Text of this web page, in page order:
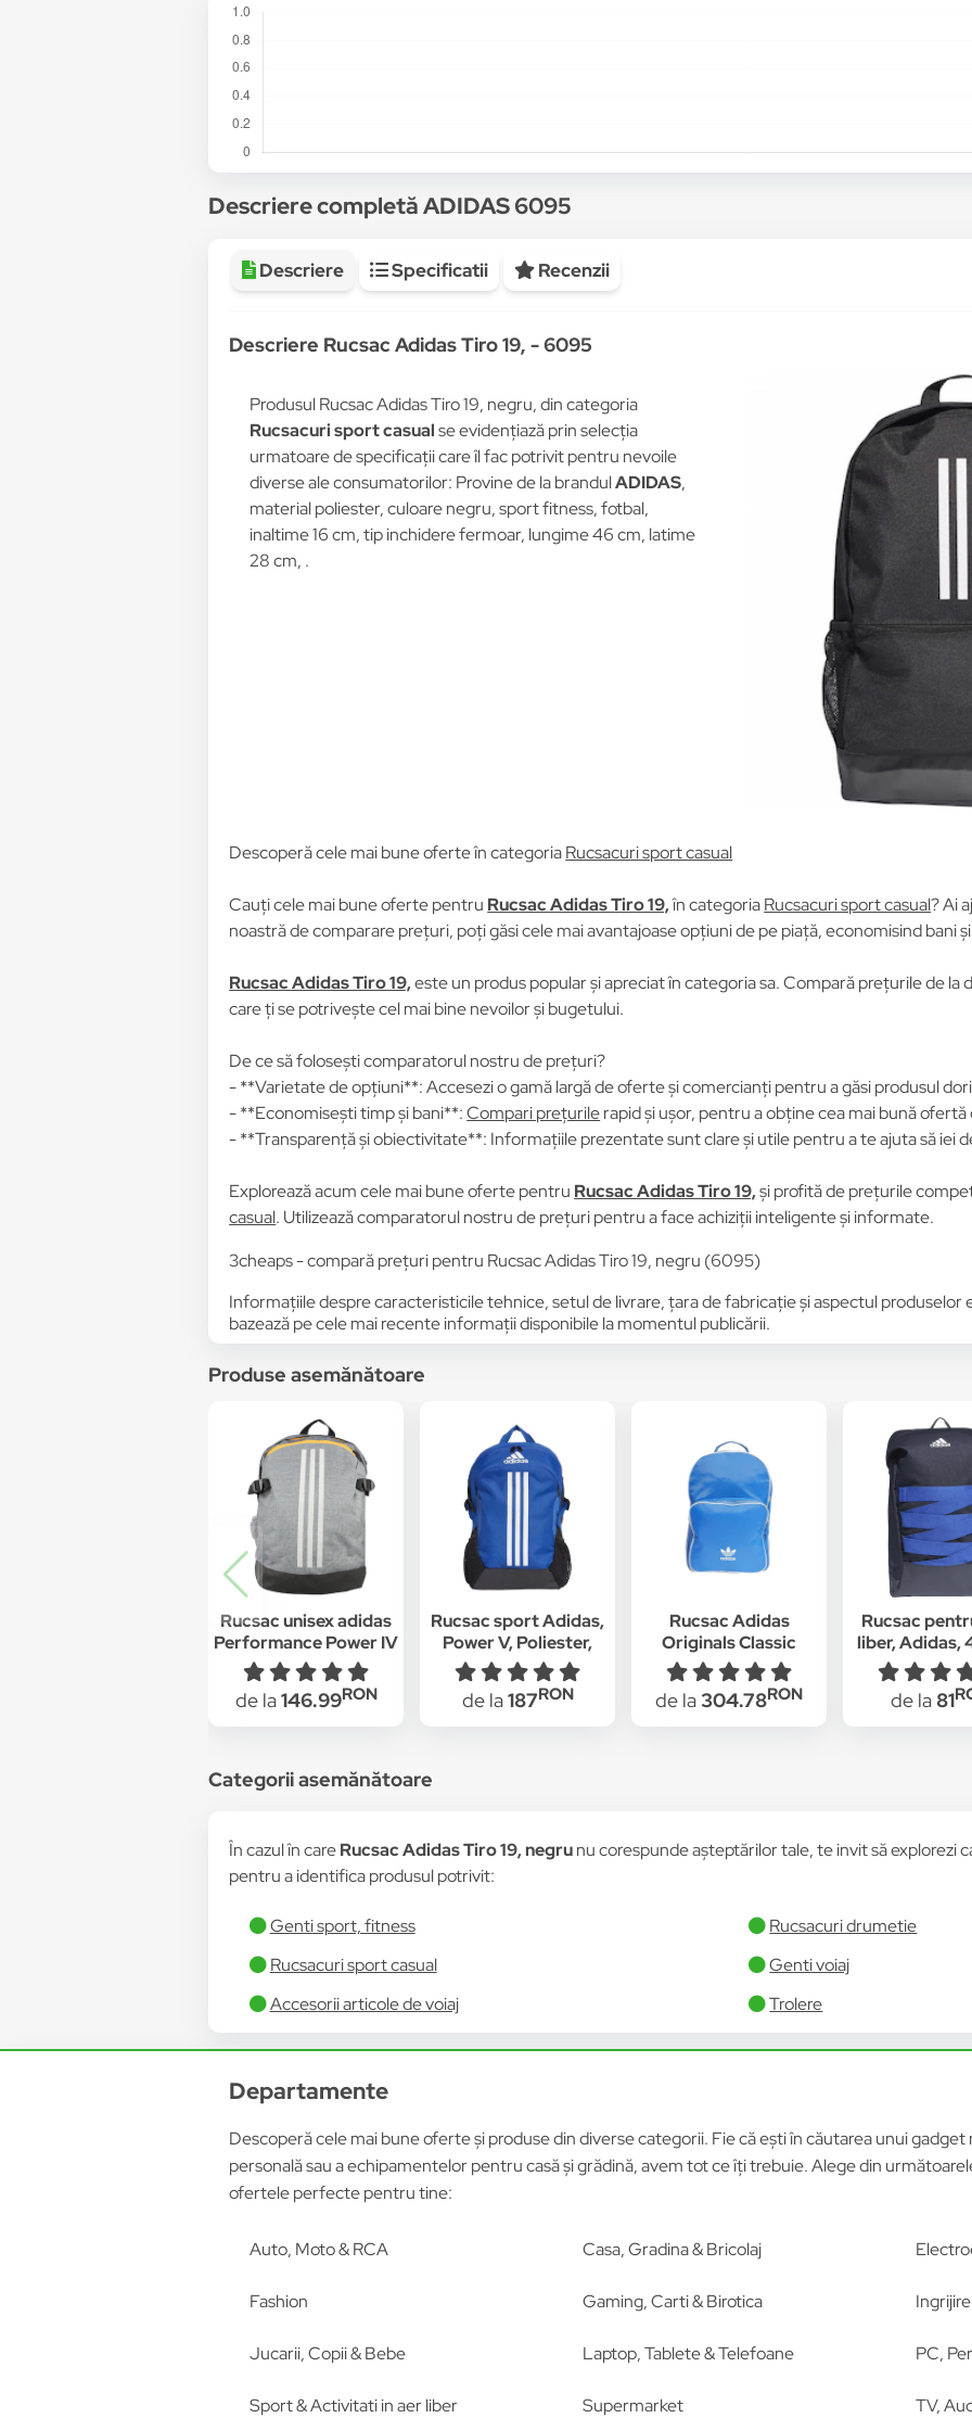
Descriere completă ADIDAS 6095
Descriere Specificatii Recenzii
Descriere Rucsac Adidas Tiro 19, - 6095
Produsul Rucsac Adidas Tiro 19, negru, din categoria
Rucsacuri sport casualse evidențiază prin selecția
urmatoare de specificații care îl fac potrivit pentru nevoile
diverse ale consumatorilor: Provine de la brandulADIDAS,
material poliester, culoare negru, sport fitness, fotbal,
inaltime 16 cm, tip inchidere fermoar, lungime 46 cm, latime
28 cm, .
Descoperă cele mai bune oferte în categoriaRucsacuri sport casual
Cauți cele mai bune oferte pentru Rucsac Adidas Tiro 19,în categoriaRucsacuri sport casual? Ai
noastră de comparare prețuri, poți găsi cele mai avantajoase opțiuni de pe piață, economisind bani
Rucsac Adidas Tiro 19,este un produs popular și apreciat în categoria sa. Compară prețurile de
care ți se potrivește cel mai bine nevoilor și bugetului.
De ce să folosești comparatorul nostru de prețuri?
- **Varietate de opțiuni**: Accesezi o gamă largă de oferte și comercianți pentru a găsi produsul
- **Economisești timp și bani**:Compari prețurilerapid și ușor, pentru a obține cea mai bună ofertă
- **Transparență și obiectivitate**: Informațiile prezentate sunt clare și utile pentru a te ajuta să iei
Explorează acum cele mai bune oferte pentru Rucsac Adidas Tiro 19,și profită de prețurile
casual. Utilizează comparatorul nostru de prețuri pentru a face achiziții inteligente și informate.
3cheaps - compară prețuri pentru Rucsac Adidas Tiro 19, negru (6095)
Informațiile despre caracteristicile tehnice, setul de livrare, țara de fabricație și aspectul
bazează pe cele mai recente informații disponibile la momentul publicării.
Produse asemănătoare
Rucsac unisex adidas
Performance Power IV
MF1 BR9092, Gri
de la146.99RON
Rucsac sport Adidas,
Power V, Poliester,
25.75 l, Multicolor
de la187RON
Rucsac Adidas
Originals Classic
CW0628, 25l, Albastru
de la304.78RON
Rucsac
liber, Adidas,
ID BP,
de la 81
Categorii asemănătoare
În cazul în careRucsac Adidas Tiro 19, negrunu corespunde așteptărilor tale, te invit să explorezi
pentru a identifica produsul potrivit:
Genti sport, fitness
Rucsacuri drumetie
Rucsacuri sport casual
Genti voiaj
Accesorii articole de voiaj
Trolere
Departamente
Descoperă cele mai bune oferte și produse din diverse categorii. Fie că ești în căutarea unui gadget
personală sau a echipamentelor pentru casă și grădină, avem tot ce îți trebuie. Alege din
ofertele perfecte pentru tine:
Auto, Moto & RCA Casa, Gradina & Bricolaj
Fashion Gaming, Carti & Birotica
Jucarii, Copii & Bebe Laptop, Tablete & Telefoane PC,
Sport & Activitati in aer liber Supermarket TV,